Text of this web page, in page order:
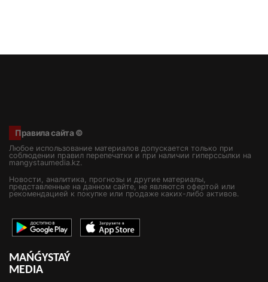
Правила сайта ©
Любое использование материалов допускается только при
соблюдении правил перепечатки и при наличии гиперссылки на
mangystaumedia.kz.
Новости, аналитика, прогнозы и другие материалы,
представленные на данном сайте, не являются офертой или
рекомендацией к покупке или продаже каких-либо активов.
MAŃǴYSTAÝ
MEDIA